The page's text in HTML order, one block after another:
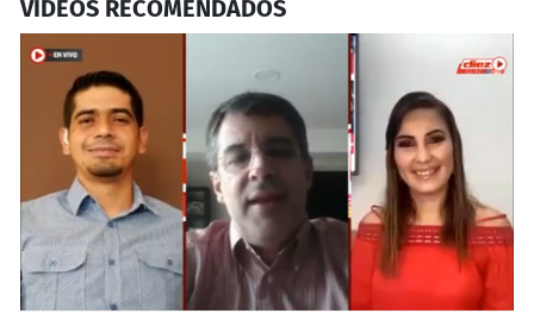
VIDEOS RECOMENDADOS